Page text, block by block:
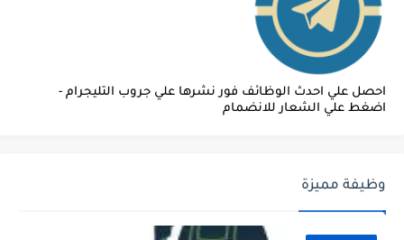
احصل علي احدث الوظائف فور نشرها علي جروب التليجرام -
اضغط علي الشعار للانضمام
وظيفة مميزة